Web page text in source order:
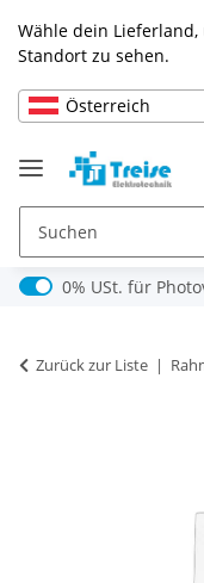
Wähle dein
Standort zu sehen.
Österreich
0% USt. für
0% USt. für
Zurück zur Liste